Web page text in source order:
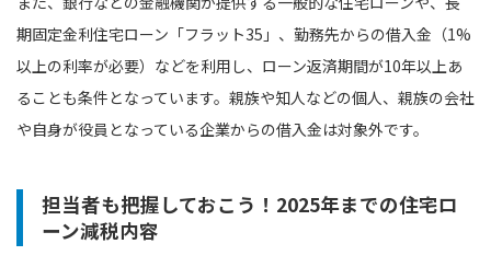
期固定金利住宅ローン「フラット35」、勤務先からの借入金（1%
以上の利率が必要）などを利用し、ローン返済期間が10年以上あ
ることも条件となっています。親族や知人などの個人、親族の会社
や自身が役員となっている企業からの借入金は対象外です。
担当者も把握しておこう！2025年までの住宅ロ
ーン減税内容